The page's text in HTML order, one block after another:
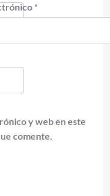
*
y web en este
comente.